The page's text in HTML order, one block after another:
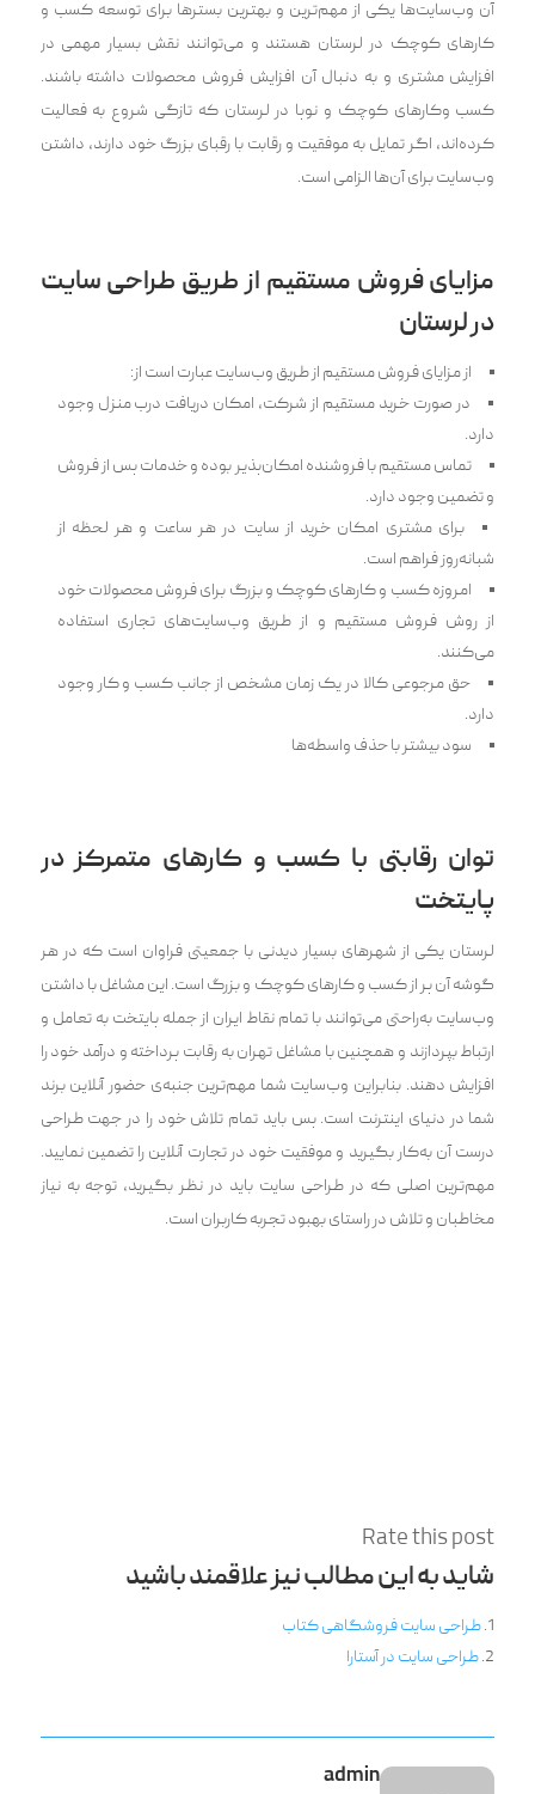
آن وب‌سایت‌ها یکی از مهم‌ترین و بهترین بسترها برای توسعه کسب و
کارهای کوچک در لرستان هستند و می‌توانند نقش بسیار مهمی در
افزایش مشتری و به دنبال آن افزایش فروش محصولات داشته باشند.
کسب وکارهای کوچک و نوپا در لرستان که تازگی شروع به فعالیت
کرده‌اند، اگر تمایل به موفقیت و رقابت با رقبای بزرگ خود دارند، داشتن
وب‌سایت برای آن‌ها الزامی است.
مزایای فروش مستقیم از طریق طراحی سایت
در لرستان
از مزایای فروش مستقیم از طریق وب‌سایت عبارت است از:
در صورت خرید مستقیم از شرکت، امکان دریافت درب منزل وجود
دارد.
تماس مستقیم با فروشنده امکان‌پذیر بوده و خدمات پس از فروش
و تضمین وجود دارد.
برای مشتری امکان خرید از سایت در هر ساعت و هر لحظه از
شبانه‌روز فراهم است.
امروزه کسب و کارهای کوچک و بزرگ برای فروش محصولات خود
از روش فروش مستقیم و از طریق وب‌سایت‌های تجاری استفاده
می‌کنند.
حق مرجوعی کالا در یک زمان مشخص از جانب کسب و کار وجود
دارد.
سود بیشتر با حذف واسطه‌ها
توان رقابتی با کسب و کارهای متمرکز در
پایتخت
لرستان یکی از شهرهای بسیار دیدنی با جمعیتی فراوان است که در هر
گوشه آن پر از کسب و کار‌های کوچک و بزرگ است. این مشاغل با داشتن
وب‌سایت به‌راحتی می‌توانند با تمام نقاط ایران از جمله پایتخت به تعامل و
ارتباط بپردازند و همچنین با مشاغل تهران به رقابت پرداخته و درآمد خود را
افزایش دهند. بنابراین وب‌سایت شما مهم‌ترین جنبه‌ی حضور آنلاین برند
شما در دنیای اینترنت است. پس باید تمام تلاش خود را در جهت طراحی
درست آن به‌کار بگیرید و موفقیت خود در تجارت آنلاین را تضمین نمایید.
مهم‌ترین اصلی که در طراحی سایت باید در نظر بگیرید، توجه به نیاز
مخاطبان و تلاش در راستای بهبود تجربه کاربران است.
Rate this post
شاید به این مطالب نیز علاقمند باشید
طراحی سایت فروشگاهی کتاب
طراحی سایت در آستارا
admin